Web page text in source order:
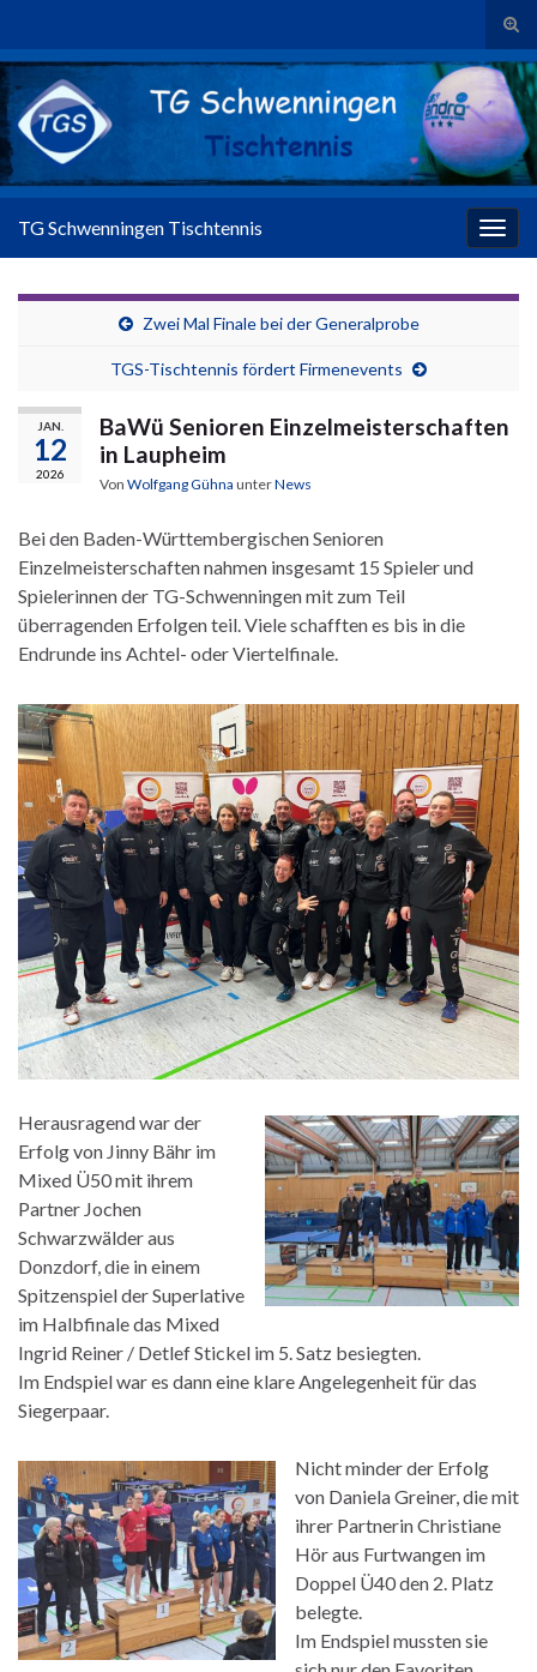
Search for:
TG Schwenningen Tischtennis
Zwei Mal Finale bei der Generalprobe
TGS-Tischtennis fördert Firmenevents
JAN.
12
2026
BaWü Senioren Einzelmeisterschaften
in Laupheim
Von Wolfgang Gühna unterNews
Bei den Baden-Württembergischen Senioren
Einzelmeisterschaften nahmen insgesamt 15 Spieler und
Spielerinnen der TG-Schwenningen mit zum Teil
überragenden Erfolgen teil. Viele schafften es bis in die
Endrunde ins Achtel- oder Viertelfinale.
Herausragend war der
Erfolg von Jinny Bähr im
Mixed Ü50 mit ihrem
Partner Jochen
Schwarzwälder aus
Donzdorf, die in einem
Spitzenspiel der Superlative
im Halbfinale das Mixed
Ingrid Reiner / Detlef Stickel im 5. Satz besiegten.
Im Endspiel war es dann eine klare Angelegenheit für das
Siegerpaar.
Nicht minder der Erfolg
von Daniela Greiner, die mit
ihrer Partnerin Christiane
Hör aus Furtwangen im
Doppel Ü40 den 2. Platz
belegte.
Im Endspiel mussten sie